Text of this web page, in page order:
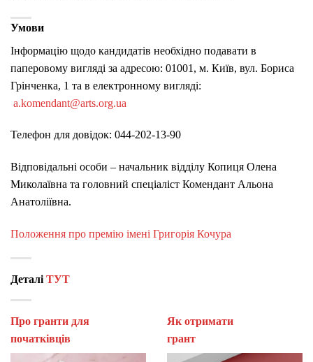
Умови
Інформацію щодо кандидатів необхідно подавати в
паперовому вигляді за адресою: 01001, м. Київ, вул. Бориса
Грінченка, 1 та в електронному вигляді:
a.komendant@arts.org.ua
Телефон для довідок: 044-202-13-90
Відповідальні особи – начальник відділу Копиця Олена
Миколаївна та головний спеціаліст Комендант Альона
Анатоліївна.
Положення про премію імені Григорія Кочура
Деталі ТУТ
Про гранти для
початківців
Як отримати